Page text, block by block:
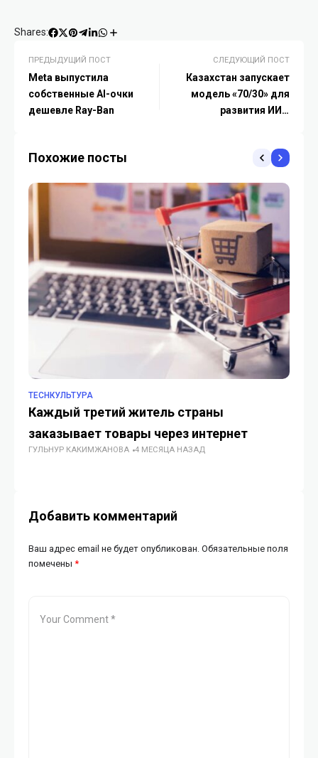
Shares:
ПРЕДЫДУЩИЙ ПОСТ
Meta выпустила
собственные AI-очки
дешевле Ray-Ban
СЛЕДУЮЩИЙ ПОСТ
Казахстан запускает
модель «70/30» для
развития ИИ и
Похожие посты
TECHКУЛЬТУРА
Каждый третий житель страны
заказывает товары через интернет
ГУЛЬНУР КАКИМЖАНОВА 4 МЕСЯЦА НАЗАД
Добавить комментарий
Ваш адрес email не будет опубликован. Обязательные поля
помечены *